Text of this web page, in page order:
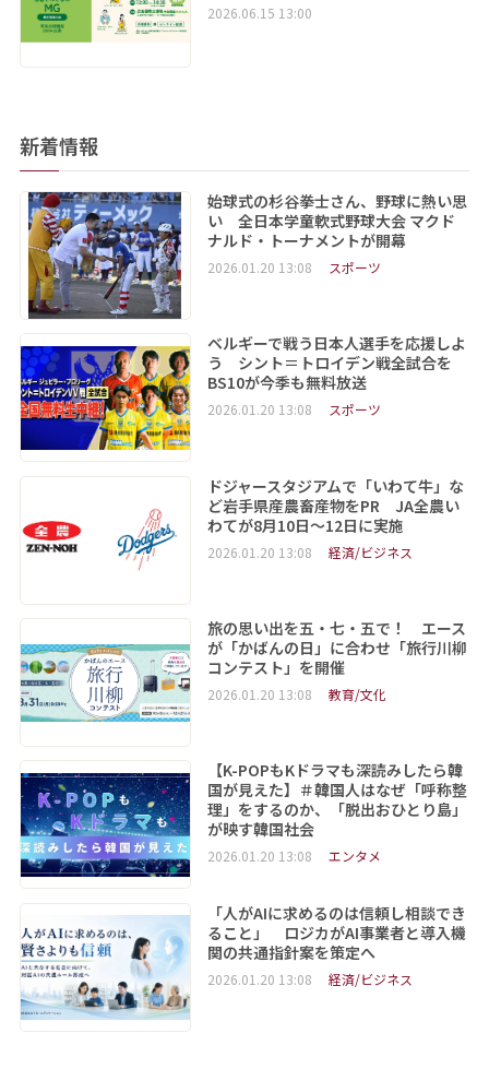
2026.06.15 13:00
新着情報
始球式の杉谷拳士さん、野球に熱い思
い 全日本学童軟式野球大会 マクド
ナルド・トーナメントが開幕
2026.01.20 13:08 スポーツ
ベルギーで戦う日本人選手を応援しよ
う シント＝トロイデン戦全試合を
BS10が今季も無料放送
2026.01.20 13:08 スポーツ
ドジャースタジアムで「いわて牛」な
ど岩手県産農畜産物をPR JA全農い
わてが8月10日～12日に実施
2026.01.20 13:08 経済/ビジネス
旅の思い出を五・七・五で！ エース
が「かばんの日」に合わせ「旅行川柳
コンテスト」を開催
2026.01.20 13:08 教育/文化
【K-POPもKドラマも深読みしたら韓
国が見えた】＃韓国人はなぜ「呼称整
理」をするのか、「脱出おひとり島」
が映す韓国社会
2026.01.20 13:08 エンタメ
「人がAIに求めるのは信頼し相談でき
ること」 ロジカがAI事業者と導入機
関の共通指針案を策定へ
2026.01.20 13:08 経済/ビジネス